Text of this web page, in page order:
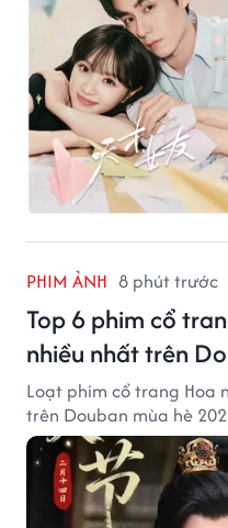
PHIM ẢNH 8 phút trước
Top 6 phim cổ
nhiều nhất trên
Loạt phim cổ trang Hoa
trên Douban mùa hè